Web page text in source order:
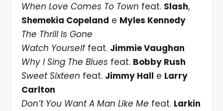
When Love Comes To Town feat. Slash,
Shemekia Copeland e Myles Kennedy
The Thrill Is Gone
Watch Yourselffeat. Jimmie Vaughan
Why I Sing The Blues feat. Bobby Rush
Sweet Sixteen feat. Jimmy Hall e Larry
Carlton
Don’t You Want A Man Like Me feat. Larkin